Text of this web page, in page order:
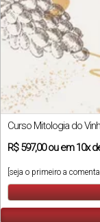
Curso Mitologia do
R$597,00ou em10x
[seja o primeiro a